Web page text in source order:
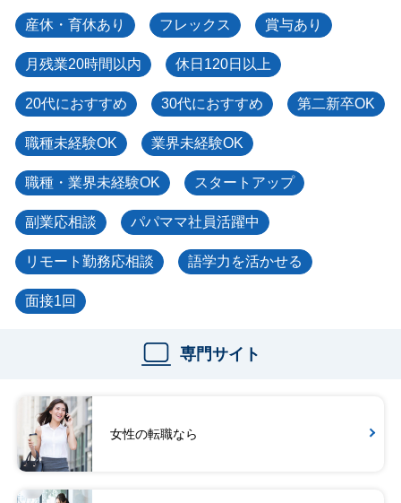
産休・育休あり フレックス 賞与あり
月残業20時間以内 休日120日以上
20代におすすめ 30代におすすめ 第二新卒OK
職種未経験OK 業界未経験OK
職種・業界未経験OK スタートアップ
副業応相談 パパママ社員活躍中
リモート勤務応相談 語学力を活かせる
面接1回
専門サイト
女性の転職なら